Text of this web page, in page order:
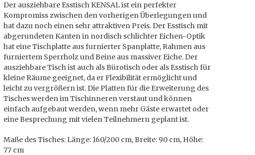
Der ausziehbare Esstisch KENSAL ist ein perfekter
Kompromiss zwischen den vorherigen Überlegungen und
hat dazu noch einen sehr attraktiven Preis. Der Esstisch mit
abgerundeten Kanten in nordisch schlichter Eichen-Optik
hat eine Tischplatte aus furnierter Spanplatte, Rahmen aus
furniertem Sperrholz und Beine aus massiver Eiche. Der
ausziehbare Tisch ist auch als Bürotisch oder als Esstisch für
kleine Räume geeignet, da er Flexibilität ermöglicht und
leicht zu vergrößern ist. Die Platten für die Erweiterung des
Tisches werden im Tischinneren verstaut und können
einfach aufgebaut werden, wenn mehr Gäste erwartet oder
eine Besprechung mit vielen Teilnehmern geplant ist.
Maße des Tisches: Länge: 160/200 cm, Breite: 90 cm, Höhe:
77 cm